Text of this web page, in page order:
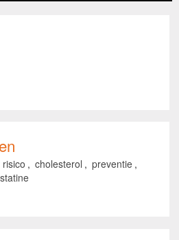
, cholesterol , preventie ,
statine